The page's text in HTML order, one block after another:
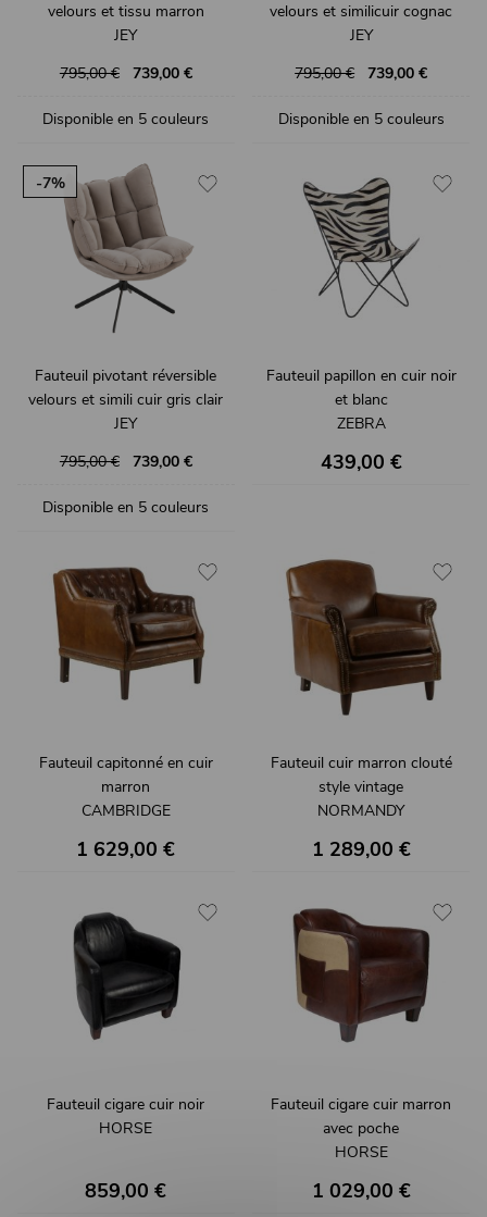
velours et tissu marron
JEY
795,00 €
739,00 €
Disponible en 5 couleurs
velours et similicuir cognac
JEY
795,00 €
739,00 €
Disponible en 5 couleurs
-7%
Fauteuil pivotant réversible
velours et simili cuir gris clair
JEY
795,00 €
739,00 €
Disponible en 5 couleurs
Fauteuil papillon en cuir noir
et blanc
ZEBRA
439,00 €
Fauteuil capitonné en cuir
marron
CAMBRIDGE
1 629,00 €
Fauteuil cuir marron clouté
style vintage
NORMANDY
1 289,00 €
Fauteuil cigare cuir noir
HORSE
859,00 €
Fauteuil cigare cuir marron
avec poche
HORSE
1 029,00 €